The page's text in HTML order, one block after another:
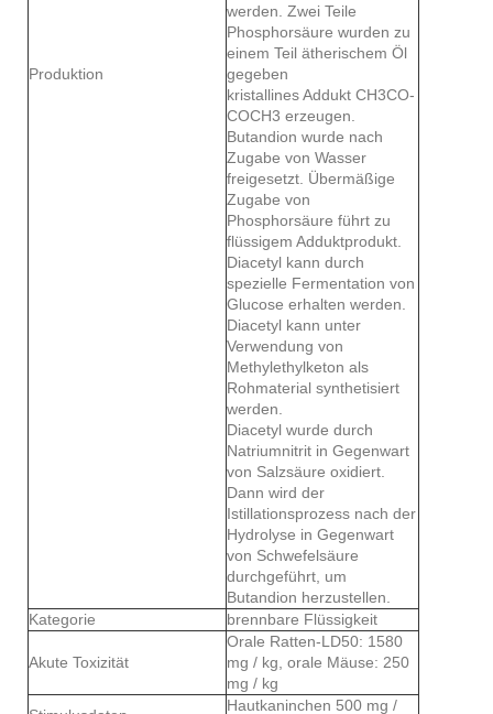
Produktion
werden. Zwei Teile
Phosphorsäure wurden zu
einem Teil ätherischem Öl
gegeben
kristallines Addukt CH3CO-
COCH3 erzeugen.
Butandion wurde nach
Zugabe von Wasser
freigesetzt. Übermäßige
Zugabe von
Phosphorsäure führt zu
flüssigem Adduktprodukt.
Diacetyl kann durch
spezielle Fermentation von
Glucose erhalten werden.
Diacetyl kann unter
Verwendung von
Methylethylketon als
Rohmaterial synthetisiert
werden.
Diacetyl wurde durch
Natriumnitrit in Gegenwart
von Salzsäure oxidiert.
Dann wird der
Istillationsprozess nach der
Hydrolyse in Gegenwart
von Schwefelsäure
durchgeführt, um
Butandion herzustellen.
Kategorie
brennbare Flüssigkeit
Akute Toxizität
Orale Ratten-LD50: 1580
mg / kg, orale Mäuse: 250
mg / kg
Hautkaninchen 500 mg /